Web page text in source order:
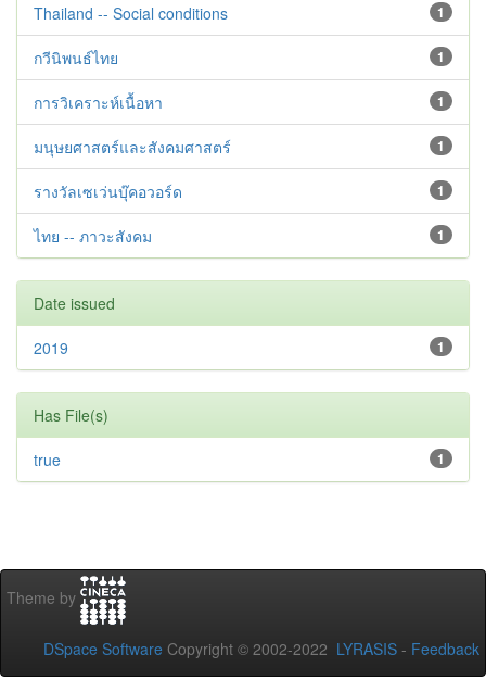
1
Thailand -- Social conditions
1
กวีนิพนธ์ไทย
1
การวิเคราะห์เนื้อหา
1
มนุษยศาสตร์และสังคมศาสตร์
1
รางวัลเซเว่นบุ๊คอวอร์ด
1
ไทย -- ภาวะสังคม
Date issued
1
2019
Has File(s)
1
true
Theme by
DSpace Software Copyright © 2002-2022 LYRASIS - Feedback